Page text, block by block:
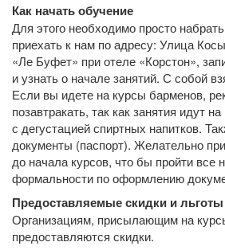
Как начать обучение
Для этого необходимо просто
приехать к нам по адресу: Улица
«Ле Буфет» при отеле «Корстон»,
и узнать о начале занятий. С собой
Если вы идете на курсы барменов,
позавтракать, так как занятия идут
с дегустацией спиртных напитков.
документы (паспорт). Желательно
до начала курсов, что бы пройти все
формальности по оформлению
Предоставляемые скидки и льготы
Организациям, присылающим на
предоставляются скидки.